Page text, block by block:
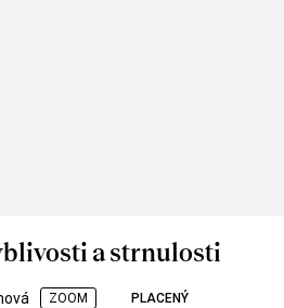
a strnulosti
ZOOM PLACENÝ